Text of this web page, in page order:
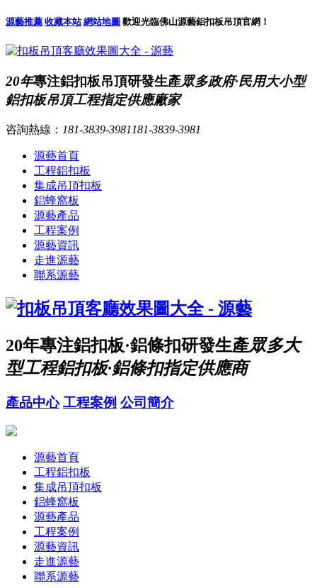
源藝推薦 收藏本站 網站地圖 歡迎光臨佛山源藝鋁扣板吊頂官網！
20年專注鋁扣板吊頂研發生產眾多政府·民用大小型
鋁扣板吊頂工程指定供應廠家
咨詢熱線： 181-3839-3981 181-3839-3981
源藝首頁
工程鋁扣板
集成吊頂扣板
鋁蜂窩板
源藝產品
工程案例
源藝資訊
走進源藝
聯系源藝
20年專注鋁扣板·鋁條扣研發生產眾多大
型工程鋁扣板·鋁條扣指定供應商
產品中心 工程案例 公司簡介
源藝首頁
工程鋁扣板
集成吊頂扣板
鋁蜂窩板
源藝產品
工程案例
源藝資訊
走進源藝
聯系源藝